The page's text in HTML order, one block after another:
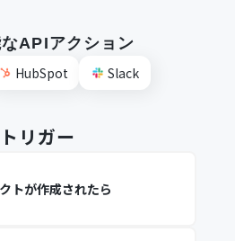
APIアクション
HubSpot Slack
リガー
トが作成されたら